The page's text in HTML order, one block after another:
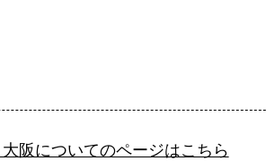
阪についてのページはこちら